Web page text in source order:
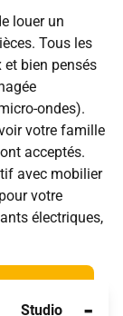
louer un
Tous les
bien pensés
ondes).
votre famille
acceptés.
avec mobilier
votre
électriques,
Studio